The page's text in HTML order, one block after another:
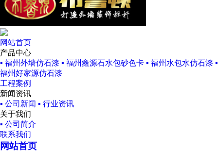
网站首页
产品中心
▪ 福州外墙仿石漆 ▪ 福州鑫源石水包砂色卡 ▪ 福州水包水仿石漆 ▪
福州好家源仿石漆
工程案例
新闻资讯
▪ 公司新闻 ▪ 行业资讯
关于我们
▪ 公司简介
联系我们
网站首页